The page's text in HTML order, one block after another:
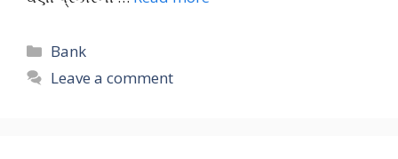
Categories
Bank
Leave a comment